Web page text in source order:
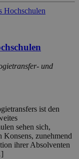
und
ist den
sehen sich,
Konsens, zunehmend
ihrer Absolventen